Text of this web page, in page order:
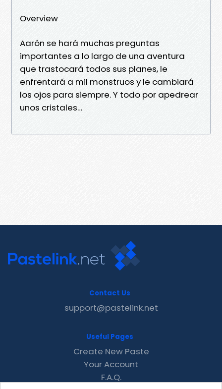
Overview
Aarón se hará muchas preguntas
importantes a lo largo de una aventura
que trastocará todos sus planes, le
enfrentará a mil monstruos y le cambiará
los ojos para siempre. Y todo por apedrear
unos cristales…
Contact Us
support@pastelink.net
Useful Pages
Create New Paste
Your Account
F.A.Q.